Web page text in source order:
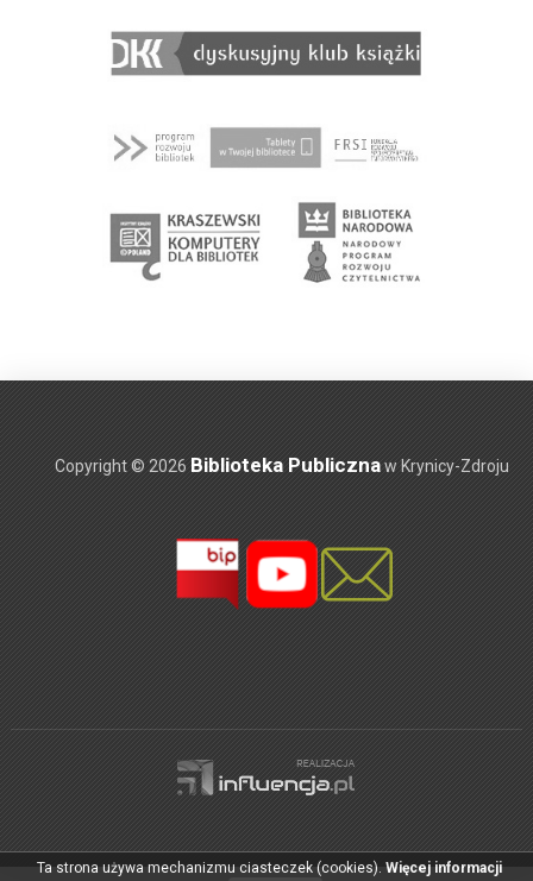
Copyright © 2026 Biblioteka Publicznaw Krynicy-Zdroju
Ta strona używa mechanizmu ciasteczek (cookies). Więcej informacji